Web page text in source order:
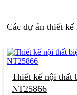
Các dự án thiết kế
Thiết kế nội thất
NT25866